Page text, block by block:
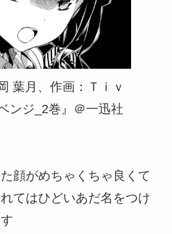
葉月、作画：Ｔｉｖ
ンジ_2巻』＠一迅社
顔がめちゃくちゃ良くて
てはひどいあだ名をつけ